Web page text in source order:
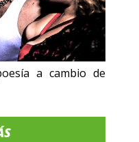
a cambio de